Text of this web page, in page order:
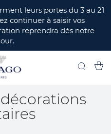
leurs portes du 3 au 21
continuer à saisir vos
reprendra dès notre